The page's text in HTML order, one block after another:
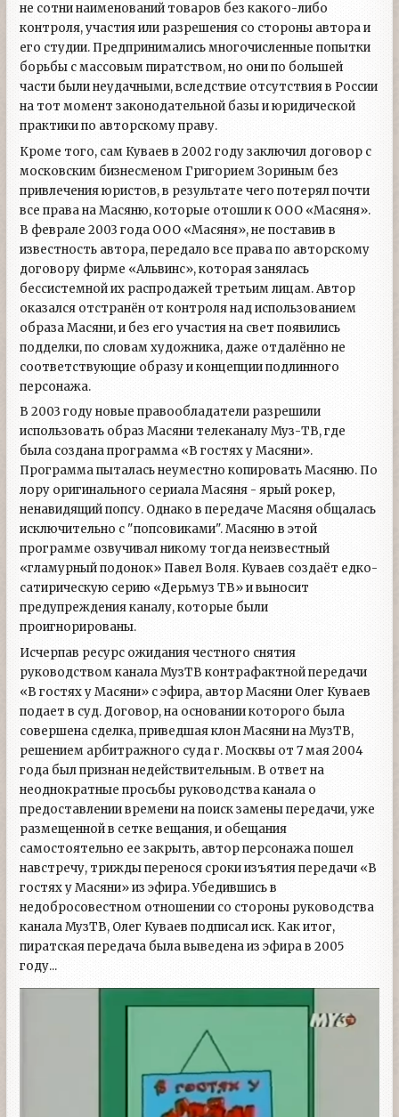
не сотни наименований товаров без какого-либо
контроля, участия или разрешения со стороны автора и
его студии. Предпринимались многочисленные попытки
борьбы с массовым пиратством, но они по большей
части были неудачными, вследствие отсутствия в России
на тот момент законодательной базы и юридической
практики по авторскому праву.
Кроме того, сам Куваев в 2002 году заключил договор с
московским бизнесменом Григорием Зориным без
привлечения юристов, в результате чего потерял почти
все права на Масяню, которые отошли к ООО «Масяня».
В феврале 2003 года ООО «Масяня», не поставив в
известность автора, передало все права по авторскому
договору фирме «Альвинс», которая занялась
бессистемной их распродажей третьим лицам. Автор
оказался отстранён от контроля над использованием
образа Масяни, и без его участия на свет появились
подделки, по словам художника, даже отдалённо не
соответствующие образу и концепции подлинного
персонажа.
В 2003 году новые правообладатели разрешили
использовать образ Масяни телеканалу Муз-ТВ, где
была создана программа «В гостях у Масяни».
Программа пыталась неуместно копировать Масяню. По
лору оригинального сериала Масяня - ярый рокер,
ненавидящий попсу. Однако в передаче Масяня общалась
исключительно с "попсовиками". Масяню в этой
программе озвучивал никому тогда неизвестный
«гламурный подонок» Павел Воля. Куваев создаёт едко-
сатирическую серию «Дерьмуз ТВ» и выносит
предупреждения каналу, которые были
проигнорированы.
Исчерпав ресурс ожидания честного снятия
руководством канала МузТВ контрафактной передачи
«В гостях у Масяни» с эфира, автор Масяни Олег Куваев
подает в суд. Договор, на основании которого была
совершена сделка, приведшая клон Масяни на МузТВ,
решением арбитражного суда г. Москвы от 7 мая 2004
года был признан недействительным. В ответ на
неоднократные просьбы руководства канала о
предоставлении времени на поиск замены передачи, уже
размещенной в сетке вещания, и обещания
самостоятельно ее закрыть, автор персонажа пошел
навстречу, трижды перенося сроки изъятия передачи «В
гостях у Масяни» из эфира. Убедившись в
недобросовестном отношении со стороны руководства
канала МузТВ, Олег Куваев подписал иск. Как итог,
пиратская передача была выведена из эфира в 2005
году...